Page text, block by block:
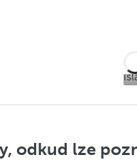
odkud lze